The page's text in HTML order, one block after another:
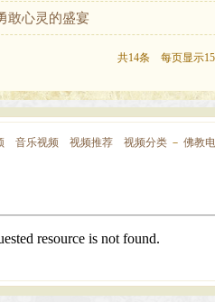
敢心灵的盛宴
共14条 每页显示
音乐视频 视频推荐 视频分类 － 佛教